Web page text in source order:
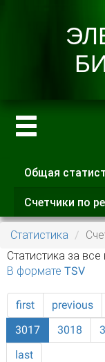
Главные
Общая
Счетчики по
Статистика
Статистика за все
В формате TSV
first previous
3017
3018
last